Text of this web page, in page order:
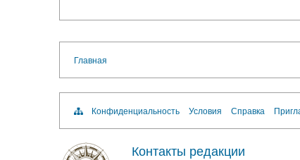
Главная
Конфиденциальность Условия Справка
Контакты редакции